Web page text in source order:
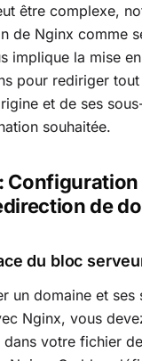
être complexe,
de Nginx comme
implique la mise
pour rediriger
et de ses
souhaitée.
Configuration
de
du bloc
un domaine et ses
Nginx, vous
dans votre fichier de